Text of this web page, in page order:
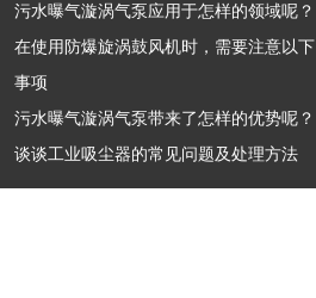
污水曝气漩涡气泵应用于怎样的领域呢？
在使用防爆旋涡鼓风机时，需要注意以下
事项
污水曝气漩涡气泵带来了怎样的优势呢？
谈谈工业吸尘器的常见问题及处理方法